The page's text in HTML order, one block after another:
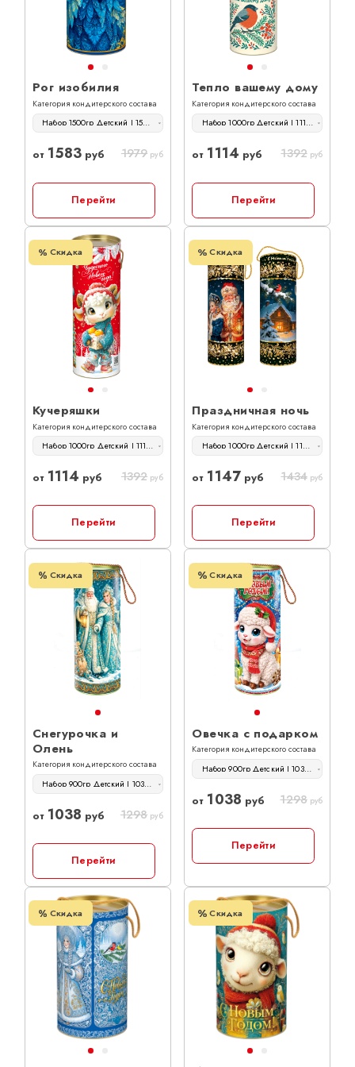
КОНТАКТЫ
Рог изобилия
Категория кондитерского состава
Набор 1500гр Детский | 1583 руб
от 1583 руб 1979 руб
Перейти
Тепло вашему дому
Категория кондитерского состава
Набор 1000гр Детский | 1114 руб
от 1114 руб 1392руб
Перейти
Скидка
Кучеряшки
Категория кондитерского состава
Набор 1000гр Детский | 1114 руб
от 1114 руб 1392 руб
Перейти
Скидка
Праздничная ночь
Категория кондитерского состава
Набор 1000гр Детский | 1147 руб
от 1147руб 1434руб
Перейти
Скидка
Снегурочка и
Олень
Категория кондитерского состава
Набор 900гр Детский | 1038 руб
от 1038 руб 1298 руб
Перейти
Скидка
Овечка с подарком
Категория кондитерского состава
Набор 900гр Детский | 1038 руб
от 1038 руб 1298руб
Перейти
Скидка Скидка